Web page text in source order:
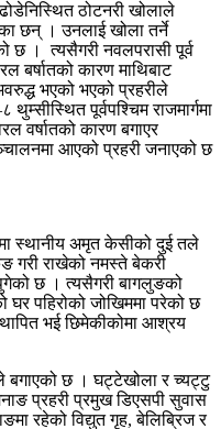
ठोटनरी खोलाले
छन् । उनलाई खोला तर्ने
छ । त्यसैगरी नवलपरासी पूर्व
बर्षातको कारण माथिबाट
भएको भएको प्रहरीले
पूर्वपश्चिम राजमार्गमा
वर्षातको कारण बगाएर
आएको प्रहरी जनाएको छ
स्थानीय अमृत केसीको दुई तले
गरी राखेको नमस्ते बेकरी
छ । त्यसैगरी बागलुङको
पहिरोको जोखिममा परेको छ
भई छिमेकीकोमा आश्रय
बगाएको छ । घट्टेखोला र च्यट्टु
प्रहरी प्रमुख डिएसपी सुवास
रहेको विद्युत गृह, बेलिब्रिज र